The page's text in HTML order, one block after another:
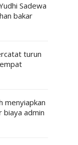
Sadewa
bakar
turun
menyiapkan
biaya admin